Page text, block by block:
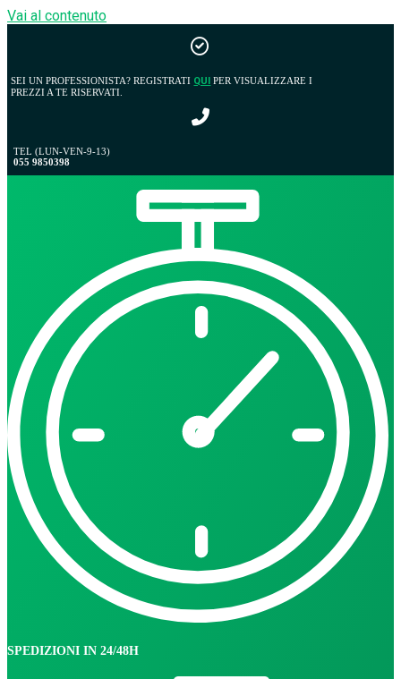
Vai al contenuto
SEI UN PROFESSIONISTA? REGISTRATI QUI PER VISUALIZZARE I
PREZZI A TE RISERVATI.
TEL (LUN-VEN-9-13)
055 9850398
SPEDIZIONI IN 24/48H